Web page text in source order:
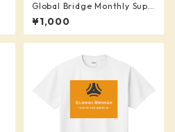
Global Bridge Monthly Supp
orter (¥1,000)
¥1,000